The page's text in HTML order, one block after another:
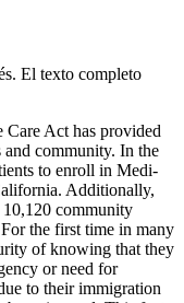
El texto completo
Care Act has provided
community. In the
to enroll in Medi-
Additionally,
10,120 community
the first time in many
of knowing that they
or need for
to their immigration